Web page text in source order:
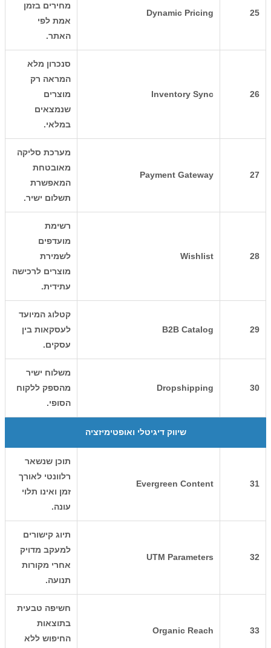
25
Dynamic Pricing
מחירים בזמן
אמת לפי
האתר.
26
Inventory Sync
סנכרון מלא
המראה רק
מוצרים
שנמצאים
במלאי.
27
Payment Gateway
מערכת סליקה
מאובטחת
המאפשרת
תשלום ישיר.
28
Wishlist
רשימת
מועדפים
לשמירת
מוצרים לרכישה
עתידית.
29
B2B Catalog
קטלוג המיועד
לעסקאות בין
עסקים.
30
Dropshipping
משלוח ישיר
מהספק ללקוח
הסופי.
שיווק דיגיטלי ואופטימיזציה
31
Evergreen Content
תוכן שנשאר
רלוונטי לאורך
זמן ואינו תלוי
עונה.
32
UTM Parameters
תיוג קישורים
למעקב מדויק
אחרי מקורות
תנועה.
33
Organic Reach
חשיפה טבעית
בתוצאות
החיפוש ללא